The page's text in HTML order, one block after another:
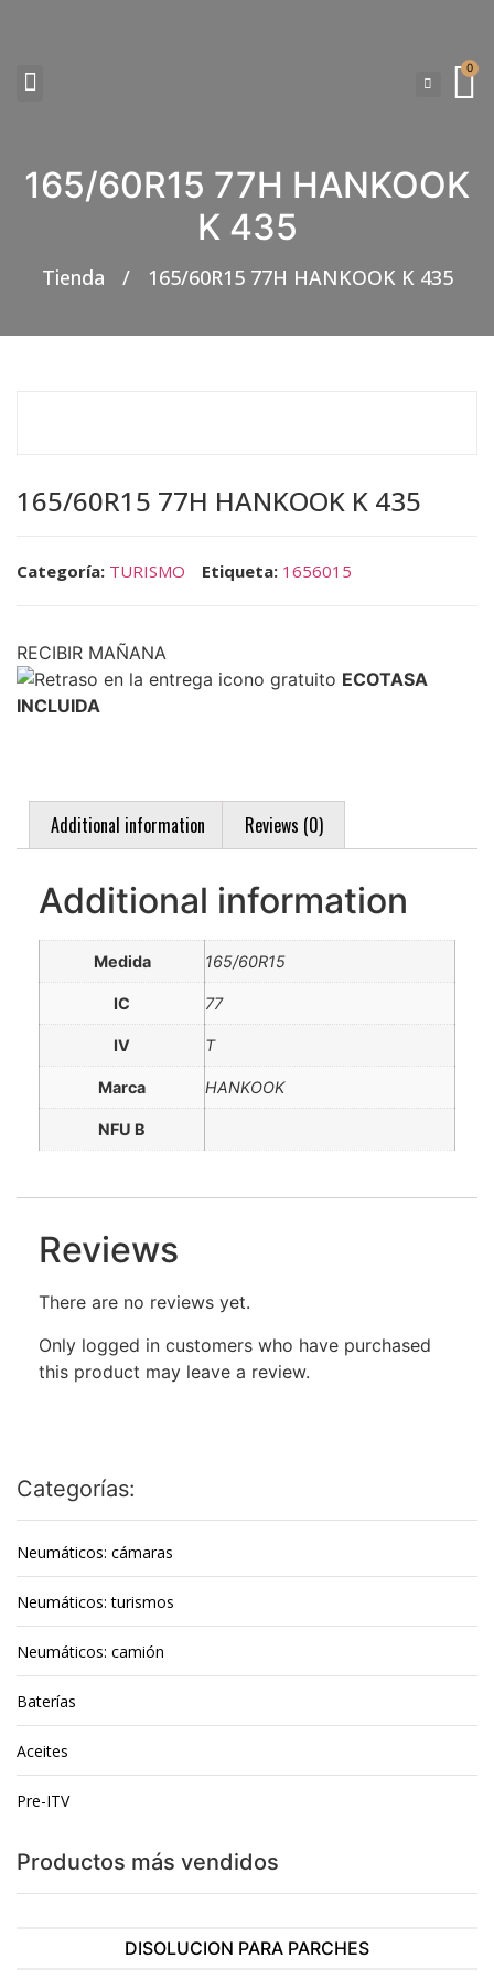
0
165/60R15 77H HANKOOK
K 435
Tienda / 165/60R15 77H HANKOOK K 435
165/60R15 77H HANKOOK K 435
Categoría: TURISMO Etiqueta: 1656015
RECIBIR MAÑANA
ECOTASA
INCLUIDA
Additional information Reviews (0)
Additional information
Medida 165/60R15
IC 77
IV T
Marca HANKOOK
NFU B
Reviews
There are no reviews yet.
Only logged in customers who have purchased
this product may leave a review.
Categorías:
Neumáticos: cámaras
Neumáticos: turismos
Neumáticos: camión
Baterías
Aceites
Pre-ITV
Productos más vendidos
DISOLUCION PARA PARCHES